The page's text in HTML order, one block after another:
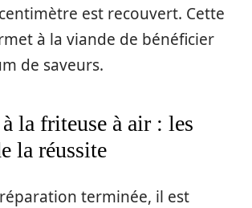
est recouvert. Cette
à la viande de bénéficier
de saveurs.
la friteuse à air : les
la réussite
terminée, il est